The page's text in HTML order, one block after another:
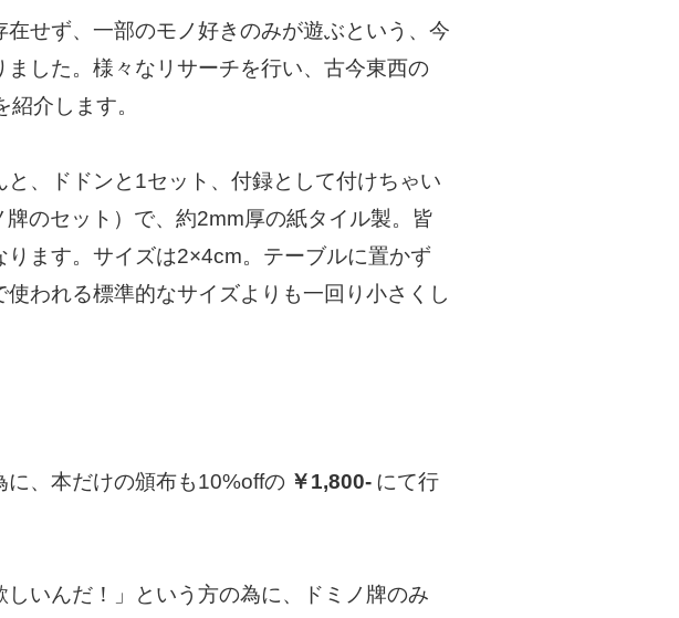
せず、一部のモノ好きのみが遊ぶという、今
した。様々なリサーチを行い、古今東西の
介します。
、ドドンと1セット、付録として付けちゃい
のセット）で、約2mm厚の紙タイル製。皆
ます。サイズは2×4cm。テーブルに置かず
われる標準的なサイズよりも一回り小さくし
、本だけの頒布も10%offの ￥1,800- にて行
いんだ！」という方の為に、ドミノ牌のみ